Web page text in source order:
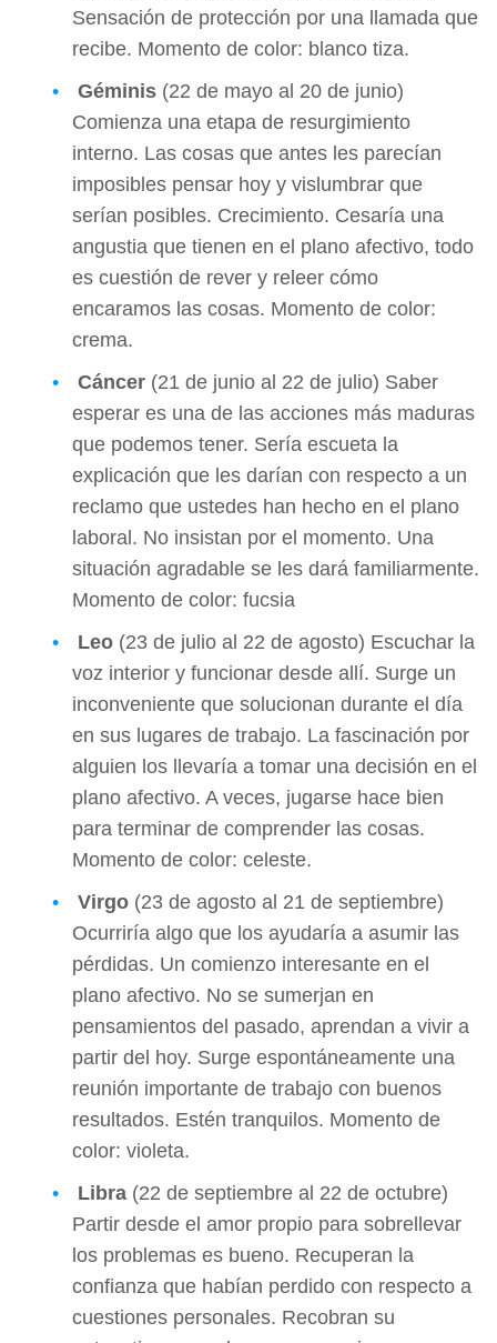
Sensación de protección por una llamada que
recibe. Momento de color: blanco tiza.
Géminis (22 de mayo al 20 de junio)
Comienza una etapa de resurgimiento
interno. Las cosas que antes les parecían
imposibles pensar hoy y vislumbrar que
serían posibles. Crecimiento. Cesaría una
angustia que tienen en el plano afectivo, todo
es cuestión de rever y releer cómo
encaramos las cosas. Momento de color:
crema.
Cáncer (21 de junio al 22 de julio) Saber
esperar es una de las acciones más maduras
que podemos tener. Sería escueta la
explicación que les darían con respecto a un
reclamo que ustedes han hecho en el plano
laboral. No insistan por el momento. Una
situación agradable se les dará familiarmente.
Momento de color: fucsia
Leo (23 de julio al 22 de agosto) Escuchar la
voz interior y funcionar desde allí. Surge un
inconveniente que solucionan durante el día
en sus lugares de trabajo. La fascinación por
alguien los llevaría a tomar una decisión en el
plano afectivo. A veces, jugarse hace bien
para terminar de comprender las cosas.
Momento de color: celeste.
Virgo (23 de agosto al 21 de septiembre)
Ocurriría algo que los ayudaría a asumir las
pérdidas. Un comienzo interesante en el
plano afectivo. No se sumerjan en
pensamientos del pasado, aprendan a vivir a
partir del hoy. Surge espontáneamente una
reunión importante de trabajo con buenos
resultados. Estén tranquilos. Momento de
color: violeta.
Libra (22 de septiembre al 22 de octubre)
Partir desde el amor propio para sobrellevar
los problemas es bueno. Recuperan la
confianza que habían perdido con respecto a
cuestiones personales. Recobran su